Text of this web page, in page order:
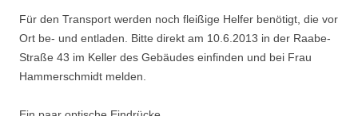
Für den Transport werden noch fleißige Helfer benötigt, die vor
Ort be- und entladen. Bitte direkt am 10.6.2013 in der Raabe-
Straße 43 im Keller des Gebäudes einfinden und bei Frau
Hammerschmidt melden.